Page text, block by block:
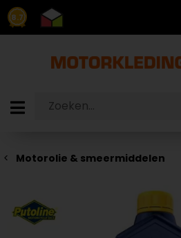
8.7
Motorolie & smeermiddelen